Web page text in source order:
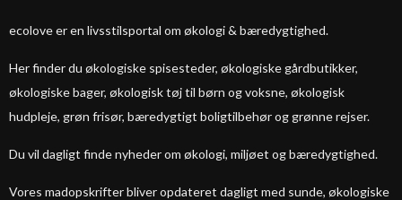
ecolove er en livsstilsportal om økologi & bæredygtighed.
Her finder du økologiske spisesteder, økologiske gårdbutikker,
økologiske bager, økologisk tøj til børn og voksne, økologisk
hudpleje, grøn frisør, bæredygtigt boligtilbehør og grønne rejser.
Du vil dagligt finde nyheder om økologi, miljøet og bæredygtighed.
Vores madopskrifter bliver opdateret dagligt med sunde, økologiske